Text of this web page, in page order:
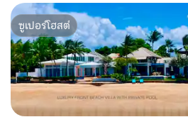
ซูเปอร์โฮสต์
ซูเปอร์โฮสต์